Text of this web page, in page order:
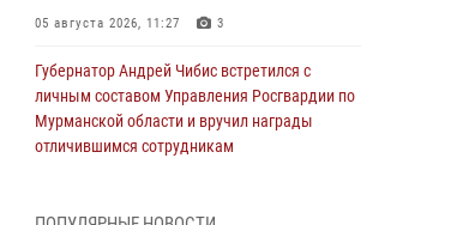
05 августа 2026, 11:27 3
Губернатор Андрей Чибис встретился с
личным составом Управления Росгвардии по
Мурманской области и вручил награды
отличившимся сотрудникам